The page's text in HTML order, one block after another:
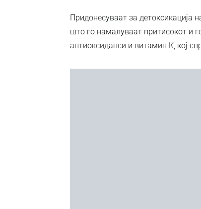
Придонесуваат за детоксикација
што го намалуваат притисокот и
антиоксиданси и витамин К, кој